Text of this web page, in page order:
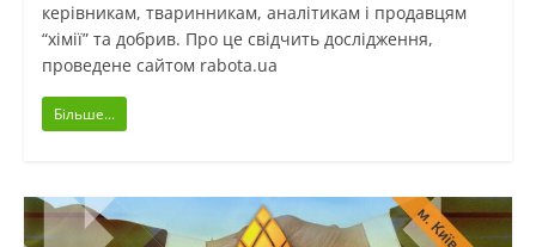
керівникам, тваринникам, аналітикам і продавцям
“хімії” та добрив. Про це свідчить дослідження,
проведене сайтом rabota.ua
Більше...